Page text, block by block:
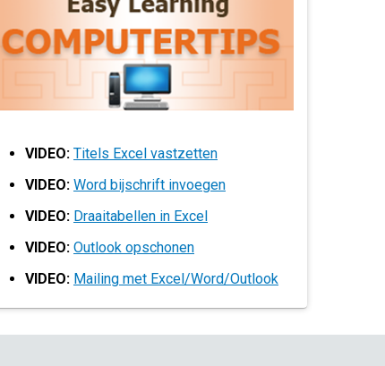
VIDEO: Titels Excel vastzetten
VIDEO: Word bijschrift invoegen
VIDEO: Draaitabellen in Excel
VIDEO: Outlook opschonen
VIDEO: Mailing met Excel/Word/Outlook